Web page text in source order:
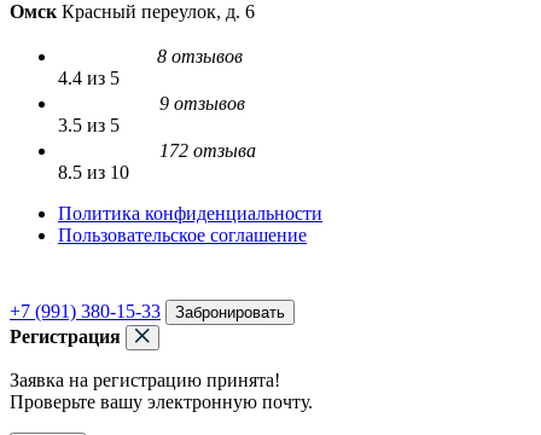
ОмскКрасный переулок, д. 6
8 отзывов
4.4 из 5
9 отзывов
3.5 из 5
172 отзыва
8.5 из 10
Политика конфиденциальности
Пользовательское соглашение
+7 (991) 380-15-33 Забронировать
Регистрация
Заявка на регистрацию принята!
Проверьте вашу электронную почту.